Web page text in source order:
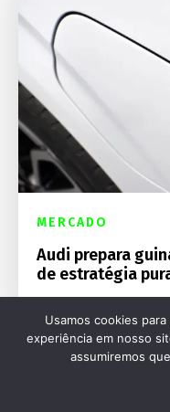
MERCADO
Audi prepara
de estratégia
Usamos cookies
experiência em nosso
assumiremos